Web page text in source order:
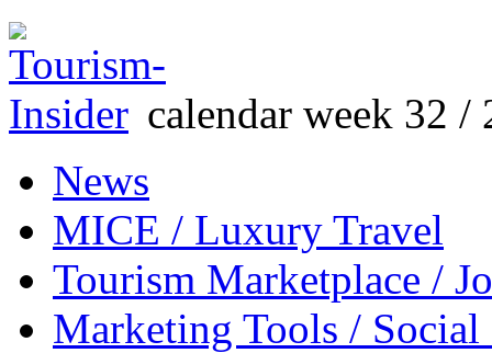
calendar week 32 /
News
MICE / Luxury Travel
Tourism Marketplace /
Marketing Tools /